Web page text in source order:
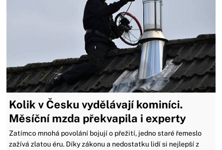
Kolik v Česku vydělávají kominíci.
Měsíční mzda překvapila i experty
Zatímco mnohá povolání bojují o přežití, jedno staré řemeslo
zažívá zlatou éru. Díky zákonu a nedostatku lidí si nejlepší z